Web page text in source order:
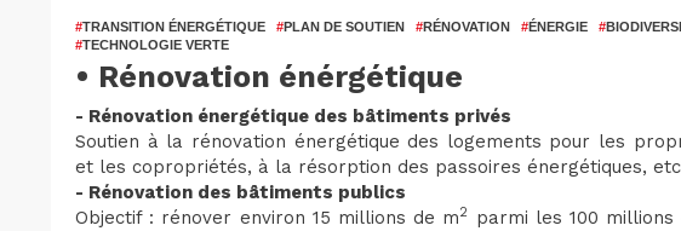
#TRANSITION ÉNERGÉTIQUE #PLAN DE SOUTIEN #RÉNOVATION #ÉNERGIE #
#TECHNOLOGIE VERTE
• Rénovation énérgétique
- Rénovation énergétique des bâtiments privés
Soutien à la rénovation énergétique des logements pour les
et les copropriétés, à la résorption des passoires énergétiques,
- Rénovation des bâtiments publics
Objectif : rénover environ 15 millions de m2 parmi les 100 millions